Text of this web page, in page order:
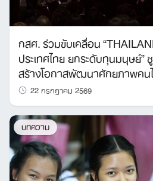
กสศ. ร่วมขับเคลื่อน
ประเทศไทย ยกระดับทุนมนุษย์”
สร้างโอกาสพัฒนาศักยภาพค
22 กรกฎาคม 2569
บทความ